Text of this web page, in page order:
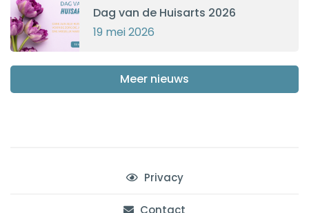
Dag van de Huisarts 2026
19 mei 2026
Meer nieuws
Privacy
Contact